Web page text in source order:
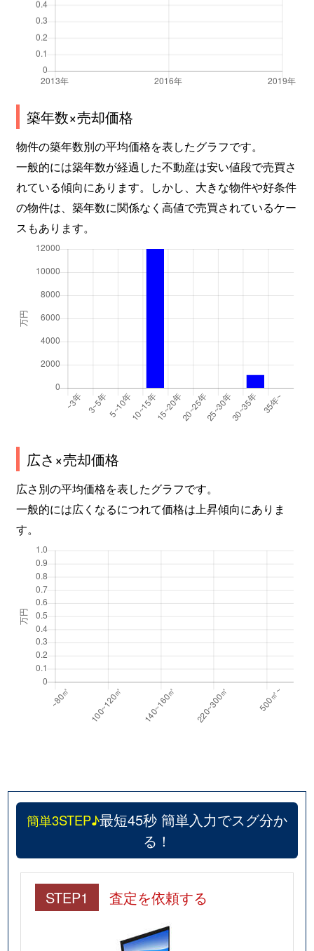
築年数×売却価格
物件の築年数別の平均価格を表したグラフです。
一般的には築年数が経過した不動産は安い値段で売買さ
れている傾向にあります。しかし、大きな物件や好条件
の物件は、築年数に関係なく高値で売買されているケー
スもあります。
広さ×売却価格
広さ別の平均価格を表したグラフです。
一般的には広くなるにつれて価格は上昇傾向にありま
す。
簡単3STEP♪最短45秒 簡単入力でスグ分か
る！
STEP1 査定を依頼する